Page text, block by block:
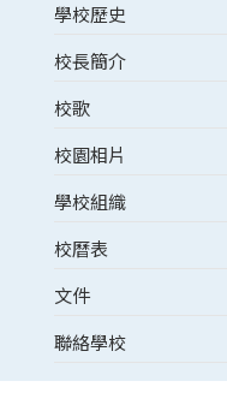
學校歷史
校長簡介
校歌
校園相片
學校組織
校曆表
文件
聯絡學校